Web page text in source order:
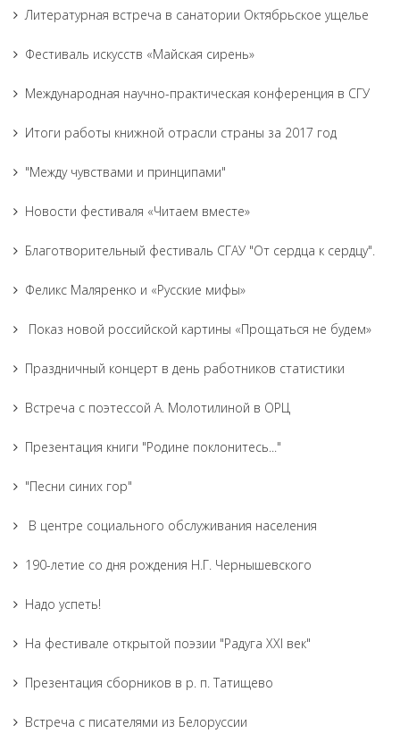
Литературная встреча в санатории Октябрьское ущелье
Фестиваль искусств «Майская сирень»
Международная научно-практическая конференция в СГУ
Итоги работы книжной отрасли страны за 2017 год
"Между чувствами и принципами"
Новости фестиваля «Читаем вместе»
Благотворительный фестиваль СГАУ "От сердца к сердцу".
Феликс Маляренко и «Русские мифы»
Показ новой российской картины «Прощаться не будем»
Праздничный концерт в день работников статистики
Встреча с поэтессой А. Молотилиной в ОРЦ
Презентация книги "Родине поклонитесь..."
"Песни синих гор"
В центре социального обслуживания населения
190-летие со дня рождения Н.Г. Чернышевского
Надо успеть!
На фестивале открытой поэзии "Радуга XXI век"
Презентация сборников в р. п. Татищево
Встреча с писателями из Белоруссии